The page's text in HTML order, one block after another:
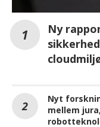
Ny
Nyt
mellem